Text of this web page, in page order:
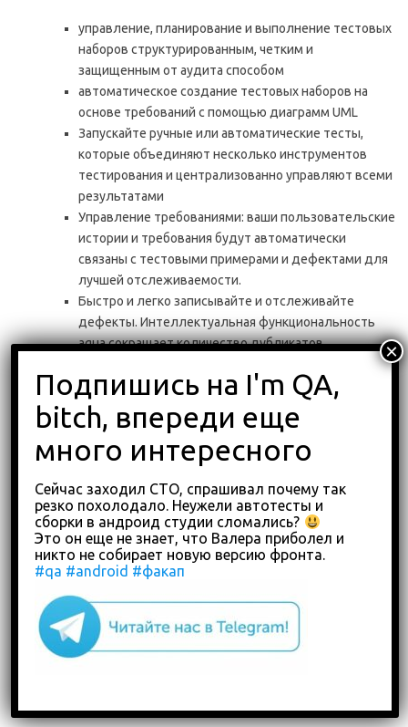
управление, планирование и выполнение тестовых
наборов структурированным, четким и
защищенным от аудита способом
автоматическое создание тестовых наборов на
основе требований с помощью диаграмм UML
Запускайте ручные или автоматические тесты,
которые объединяют несколько инструментов
тестирования и централизованно управляют всеми
результатами
Управление требованиями: ваши пользовательские
истории и требования будут автоматически
связаны с тестовыми примерами и дефектами для
лучшей отслеживаемости.
Быстро и легко записывайте и отслеживайте
дефекты. Интеллектуальная функциональность
aqua сокращает количество дубликатов
Aqua связывает задокументированные дефекты с
вашими тестовыми примерами, чтобы они не
повторялись в последующих регрессионных
тестах. Включена синхронизация Jira
Создание настраиваемых отчетов. Самые
интересные и сложные отношения в ваших данных
можно визуализировать одним нажатием кнопки
Постоянно отслеживайте свои требования,
тестовые случаи и дефекты с помощью
информации в режиме реального времени на
панели управления, что гарантирует
эффективность бизнес-процессов и
своевременный выпуск нового продукта
Интеграция готовых инструментов: Jira, Selenium,
Jenkins, JMeter и другие.
Сейчас заходил СТО, спрашивал почему так
резко похолодало. Неужели автотесты и
сборки в андроид студии сломались?
Это он еще не знает, что Валера приболел и
никто не собирает новую версию фронта.
#qa #android #факап